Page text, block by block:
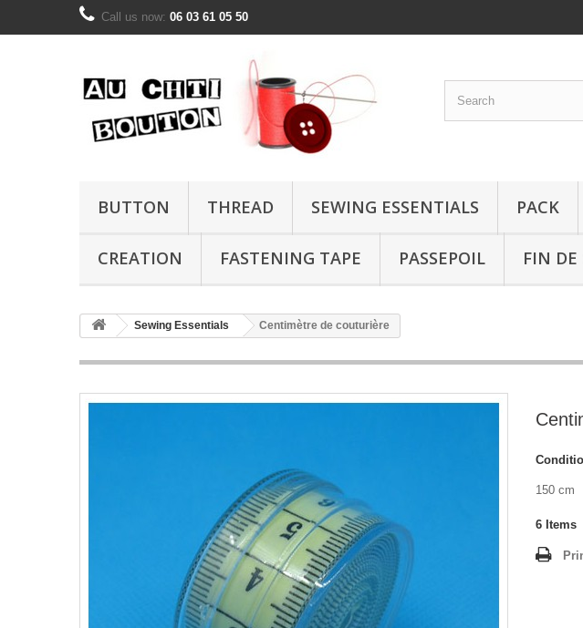
Call us now: 06 03 61 05 50
BUTTON THREAD SEWING ESSENTIALS PACK
CREATION FASTENING TAPE PASSEPOIL FIN DE
Sewing Essentials Centimètre de couturière
150 cm
6 Items